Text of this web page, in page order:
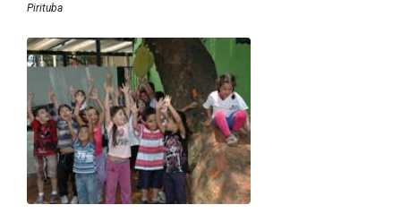
Pirituba